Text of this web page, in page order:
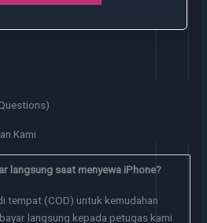
Kami
langsung saat menyewa iPhone?
tempat (COD) untuk kemudahan
langsung kepada petugas kami